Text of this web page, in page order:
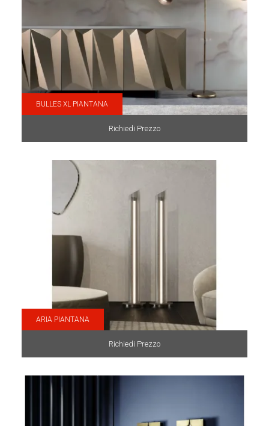
BULLES XL PIANTANA
Richiedi Prezzo
ARIA PIANTANA
Richiedi Prezzo